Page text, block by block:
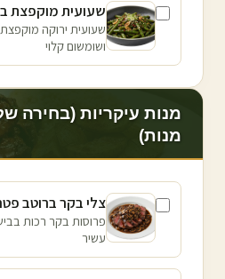
שעועית מוקפצת
שעועית ירוקה
ושומשום קלוי
מנות עיקריות (בחירה
מנות)
צלי בקר ברוטב
פרוסות בקר רכות
עשיר